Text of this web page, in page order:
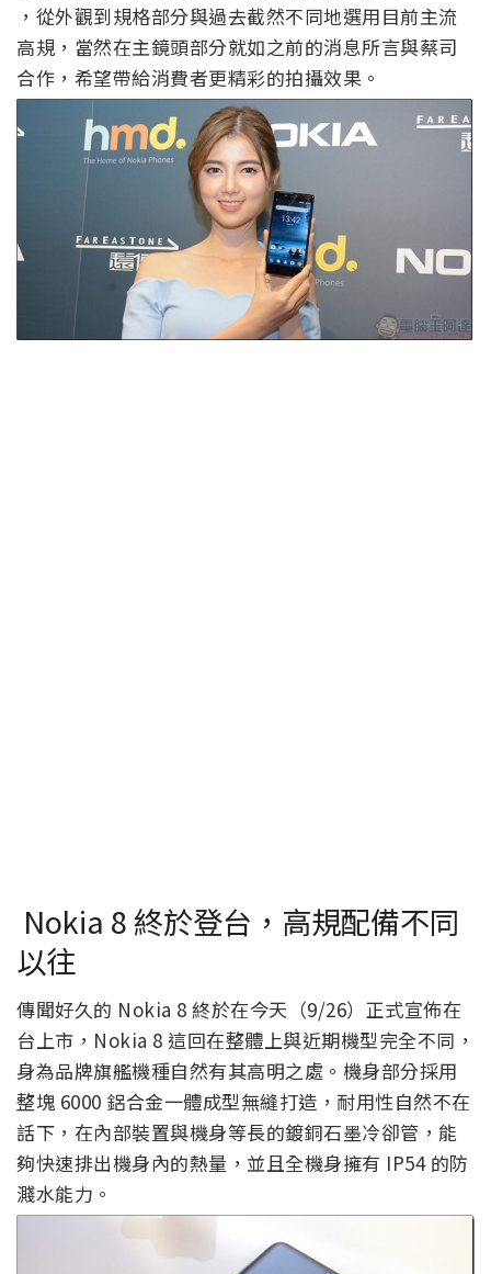
，從外觀到規格部分與過去截然不同地選用目前主流
高規，當然在主鏡頭部分就如之前的消息所言與蔡司
合作，希望帶給消費者更精彩的拍攝效果。
Nokia 8 終於登台，高規配備不同
以往
傳聞好久的 Nokia 8 終於在今天（9/26）正式宣佈在
台上市，Nokia 8 這回在整體上與近期機型完全不同，
身為品牌旗艦機種自然有其高明之處。機身部分採用
整塊 6000 鋁合金一體成型無縫打造，耐用性自然不在
話下，在內部裝置與機身等長的鍍銅石墨冷卻管，能
夠快速排出機身內的熱量，並且全機身擁有 IP54 的防
濺水能力。